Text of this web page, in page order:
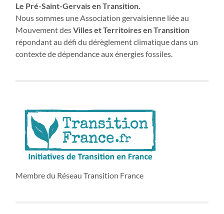
Le Pré-Saint-Gervais en Transition.
Nous sommes une Association gervaisienne liée au
Mouvement desVilles et Territoires en Transition
répondant au défi du dérèglement climatique dans un
contexte de dépendance aux énergies fossiles.
Membre du Réseau Transition France